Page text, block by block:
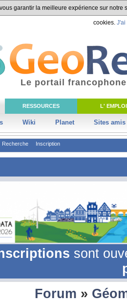
garantir la meilleure expérience sur
cookies. J'ai
RESSOURCES L' EMPLOI
Wiki Planet Sites amis
Le portail
Recherche Inscription
sont
Forum »